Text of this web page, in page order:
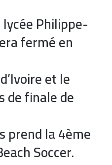
Philippe-
fermé en
et le
de finale de
prend la 4ème
Soccer.